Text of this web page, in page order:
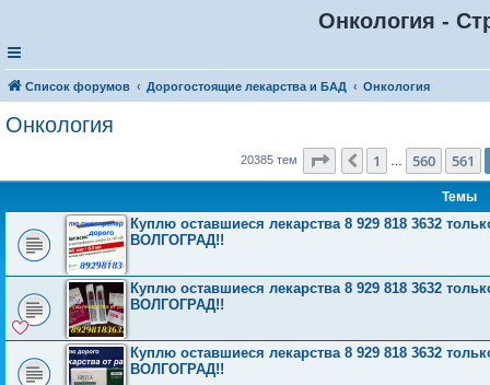
Онкология -
Список форумов Дорогостоящие лекарства и БАД Онкология
Онкология
20385 тем Страница 562из 816
Пред.
1 560 561
Темы
Куплю оставшиеся лекарства 8 929 818 3632
ВОЛГОГРАД!!
Куплю оставшиеся лекарства 8 929 818 3632
ВОЛГОГРАД!!
Куплю оставшиеся лекарства 8 929 818 3632
ВОЛГОГРАД!!